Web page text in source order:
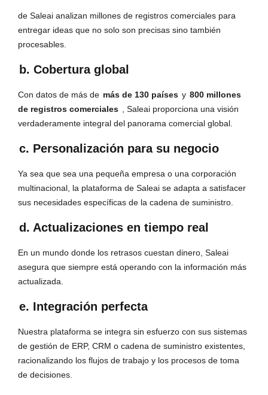
de Saleai analizan millones de registros comerciales para
entregar ideas que no solo son precisas sino también
procesables.
b. Cobertura global
Con datos de más de más de 130 países y 800 millones
de registros comerciales , Saleai proporciona una visión
verdaderamente integral del panorama comercial global.
c. Personalización para su negocio
Ya sea que sea una pequeña empresa o una corporación
multinacional, la plataforma de Saleai se adapta a satisfacer
sus necesidades específicas de la cadena de suministro.
d. Actualizaciones en tiempo real
En un mundo donde los retrasos cuestan dinero, Saleai
asegura que siempre está operando con la información más
actualizada.
e. Integración perfecta
Nuestra plataforma se integra sin esfuerzo con sus sistemas
de gestión de ERP, CRM o cadena de suministro existentes,
racionalizando los flujos de trabajo y los procesos de toma
de decisiones.